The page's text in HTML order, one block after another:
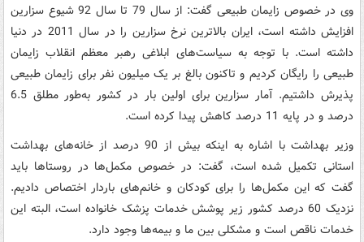
وی در خصوص زایمان طبیعی گفت: از سال 79 تا سال 92 شیوع سزارین
افزایش داشته است، ایران بالاترین نرخ سزارین را در سال 2011 در دنیا
داشته است. با توجه به سیاست‌های ابلاغی رهبر معظم انقلاب زایمان
طبیعی را رایگان کردیم و تاکنون بالغ بر یک میلیون نفر برای زایمان طبیعی
پذیرش داشتیم. آمار سزارین برای اولین بار در کشور به‌طور مطلق 6.5
درصد و در پایه 11 درصد کاهش پیدا کرده است.
وزیر بهداشت با اشاره به اینکه بیش از 90 درصد از خانه‌های بهداشت
استانی تکمیل شده است، گفت: در خصوص مکمل‌ها در روستاها باید
گفت که این مکمل‌ها را برای کودکان و خانم‌های باردار اختصاص دادیم.
نزدیک 60 درصد کشور زیر پوشش خدمات پزشک خانواده است، البته این
خدمات ناقص است و مشکلی بین ما و بیمه‌ها وجود دارد.